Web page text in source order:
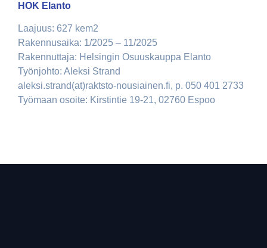
HOK Elanto
Laajuus: 627 kem2
Rakennusaika: 1/2025 – 11/2025
Rakennuttaja: Helsingin Osuuskauppa Elanto
Työnjohto: Aleksi Strand
aleksi.strand(at)raktsto-nousiainen.fi, p. 050 401 2733
Työmaan osoite: Kirstintie 19-21, 02760 Espoo